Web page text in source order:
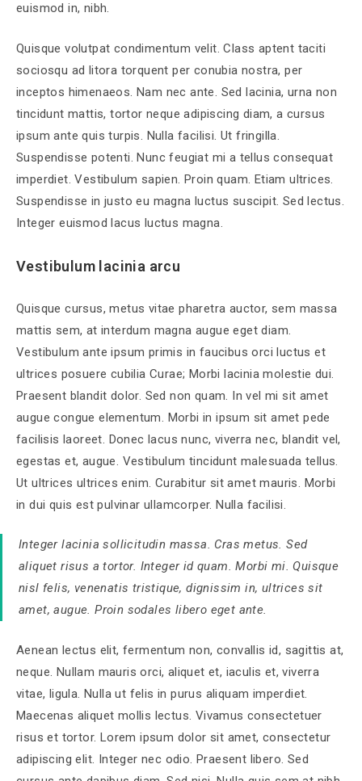
euismod in, nibh.
Quisque volutpat condimentum velit. Class aptent taciti
sociosqu ad litora torquent per conubia nostra, per
inceptos himenaeos. Nam nec ante. Sed lacinia, urna non
tincidunt mattis, tortor neque adipiscing diam, a cursus
ipsum ante quis turpis. Nulla facilisi. Ut fringilla.
Suspendisse potenti. Nunc feugiat mi a tellus consequat
imperdiet. Vestibulum sapien. Proin quam. Etiam ultrices.
Suspendisse in justo eu magna luctus suscipit. Sed lectus.
Integer euismod lacus luctus magna.
Vestibulum lacinia arcu
Quisque cursus, metus vitae pharetra auctor, sem massa
mattis sem, at interdum magna augue eget diam.
Vestibulum ante ipsum primis in faucibus orci luctus et
ultrices posuere cubilia Curae; Morbi lacinia molestie dui.
Praesent blandit dolor. Sed non quam. In vel mi sit amet
augue congue elementum. Morbi in ipsum sit amet pede
facilisis laoreet. Donec lacus nunc, viverra nec, blandit vel,
egestas et, augue. Vestibulum tincidunt malesuada tellus.
Ut ultrices ultrices enim. Curabitur sit amet mauris. Morbi
in dui quis est pulvinar ullamcorper. Nulla facilisi.
Integer lacinia sollicitudin massa. Cras metus. Sed
aliquet risus a tortor. Integer id quam. Morbi mi. Quisque
nisl felis, venenatis tristique, dignissim in, ultrices sit
amet, augue. Proin sodales libero eget ante.
Aenean lectus elit, fermentum non, convallis id, sagittis at,
neque. Nullam mauris orci, aliquet et, iaculis et, viverra
vitae, ligula. Nulla ut felis in purus aliquam imperdiet.
Maecenas aliquet mollis lectus. Vivamus consectetuer
risus et tortor. Lorem ipsum dolor sit amet, consectetur
adipiscing elit. Integer nec odio. Praesent libero. Sed